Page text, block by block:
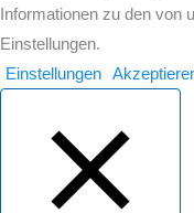
Informationen zu den von
Einstellungen.
Einstellungen